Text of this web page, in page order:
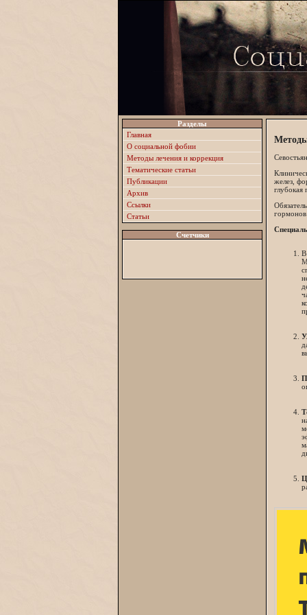
Разделы
Главная
О социальной фобии
Методы лечения и коррекция
Тематические статьи
Публикации
Архив
Ссылки
Статьи
Счетчики
желез,
глубокая
гормонов
В